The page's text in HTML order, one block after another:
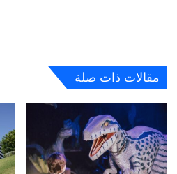
مقالات ذات صلة